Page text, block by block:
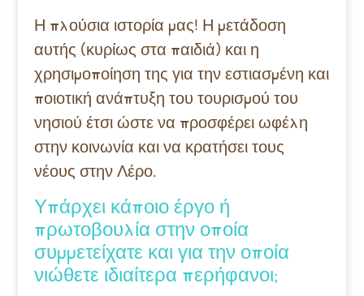
Η πλούσια ιστορία μας! Η μετάδοση
αυτής (κυρίως στα παιδιά) και η
χρησιμοποίηση της για την εστιασμένη και
ποιοτική ανάπτυξη του τουρισμού του
νησιού έτσι ώστε να προσφέρει ωφέλη
στην κοινωνία και να κρατήσει τους
νέους στην Λέρο.
Υπάρχει κάποιο έργο ή
πρωτοβουλία στην οποία
συμμετείχατε και για την οποία
νιώθετε ιδιαίτερα περήφανοι;